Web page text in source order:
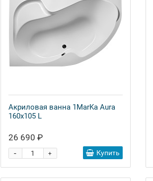
Акриловая ванна 1MarKa Aura
160x105 L
26 690 ₽
+
- Купить